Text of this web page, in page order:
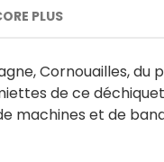
PLUS
Cornouailles, du
de ce
machines et de